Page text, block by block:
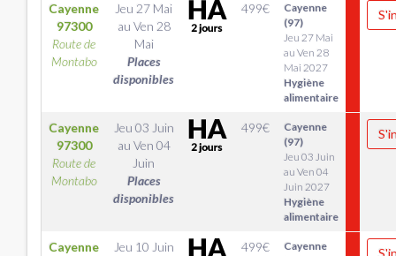
Cayenne
97300
Route de
Montabo
Jeu 27 Mai
au Ven 28
Mai
Places
disponibles
499€
Cayenne
(97)
Jeu 27 Mai
au Ven 28
Mai 2027
Hygiène
alimentaire
Cayenne
97300
Route de
Montabo
Jeu 03 Juin
au Ven 04
Juin
Places
disponibles
499€
Cayenne
(97)
Jeu 03 Juin
au Ven 04
Juin 2027
Hygiène
alimentaire
Cayenne
Jeu 10 Juin
499€
Cayenne